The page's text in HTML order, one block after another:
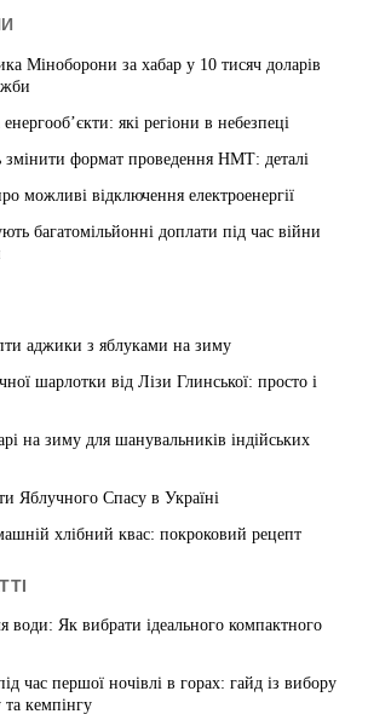
Міноборони за хабар у 10 тисяч доларів
які регіони в небезпеці
змінити формат проведення НМТ: деталі
можливі відключення електроенергії
багатомільйонні доплати під час війни
аджики з яблуками на зиму
шарлотки від Лізи Глинської: просто і
на зиму для шанувальників індійських
Яблучного Спасу в Україні
хлібний квас: покроковий рецепт
води: Як вибрати ідеального компактного
час першої ночівлі в горах: гайд із вибору
кемпінгу